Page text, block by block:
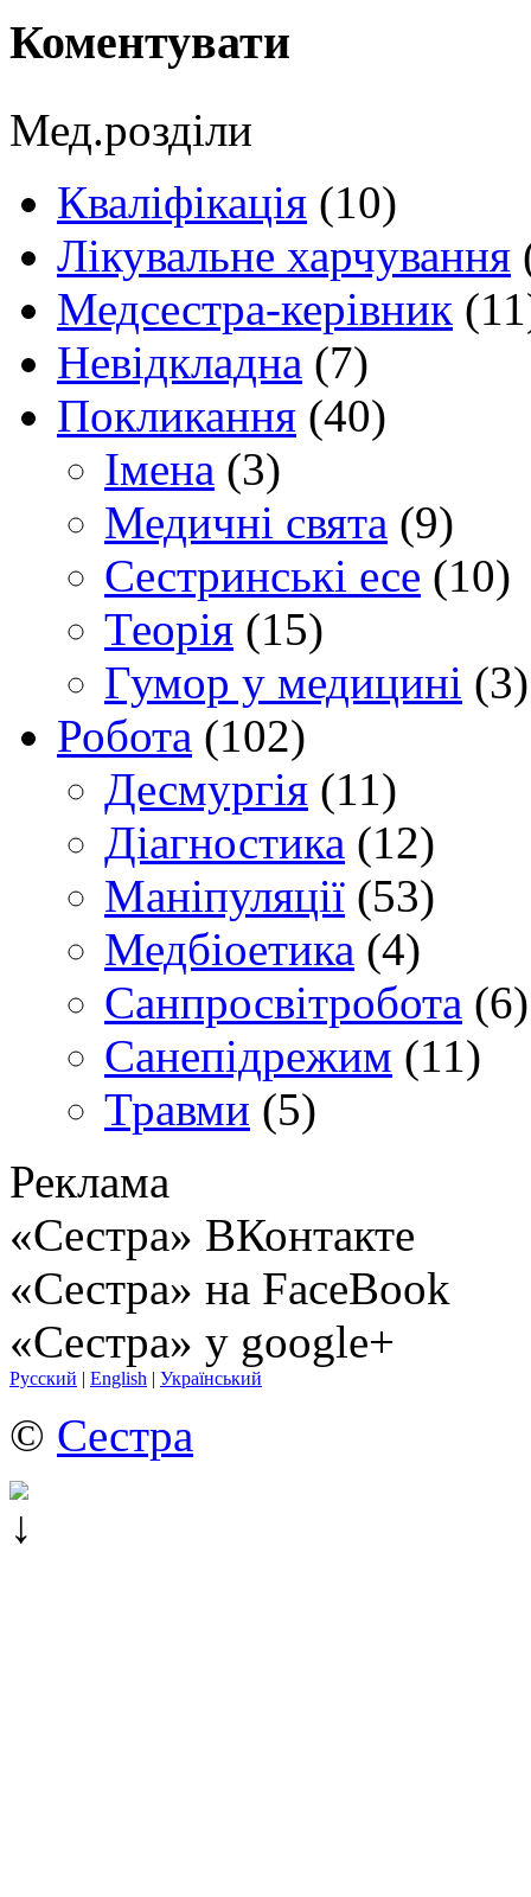
Коментувати
Мед.розділи
Кваліфікація (10)
Лікувальне харчування
Медсестра-керівник
Невідкладна (7)
Покликання (40)
Імена (3)
Медичні свята (9)
Сестринські есе (10)
Теорія (15)
Гумор у медицині (3)
Робота (102)
Десмургія (11)
Діагностика (12)
Маніпуляції (53)
Медбіоетика (4)
Санпросвітробота (6)
Санепідрежим (11)
Травми (5)
Реклама
«Сестра» ВКонтакте
«Сестра» на FaceBook
«Сестра» у google+
Русский | English | Український
© Сестра